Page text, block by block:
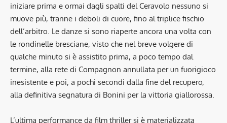
iniziare prima e ormai dagli spalti del Ceravolo nessuno si
muove più, tranne i deboli di cuore, fino al triplice fischio
dell’arbitro. Le danze si sono riaperte ancora una volta con
le rondinelle bresciane, visto che nel breve volgere di
qualche minuto si è assistito prima, a poco tempo dal
termine, alla rete di Compagnon annullata per un fuorigioco
inesistente e poi, a pochi secondi dalla fine del recupero,
alla definitiva segnatura di Bonini per la vittoria giallorossa.
L’ultima performance da film thriller si è materializzata